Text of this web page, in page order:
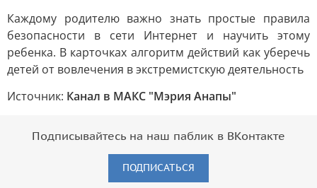
Каждому родителю важно знать простые правила
безопасности в сети Интернет и научить этому
ребенка. В карточках алгоритм действий как уберечь
детей от вовлечения в экстремистскую деятельность
Источник: Канал в МАКС "Мэрия Анапы"
Подписывайтесь на наш паблик в ВКонтакте
ПОДПИСАТЬСЯ